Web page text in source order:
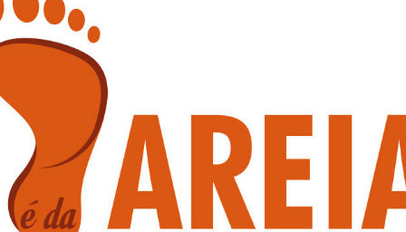
PÉ DA AREIA